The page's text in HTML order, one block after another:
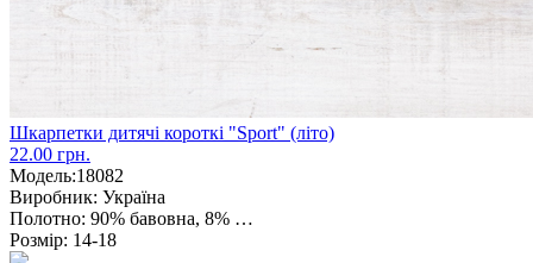
Шкарпетки дитячі короткі "Sport" (літо)
22.00 грн.
Модель:18082
Виробник: Україна
Полотно: 90% бавовна, 8% …
Розмір: 14-18